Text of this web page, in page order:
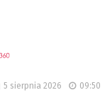
5 sierpnia 2026 09:50